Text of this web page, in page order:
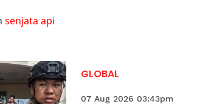
senjata api
GLOBAL
07 Aug 2026 03:43pm